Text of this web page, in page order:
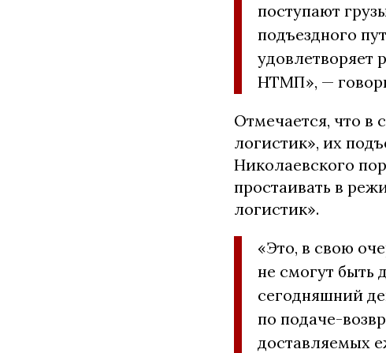
поступают
подъездного
удовлетворяет
НТМП», —
Отмечается, что в
логистик», их
Николаевского
простаивать в
логистик».
«Это, в свою
не смогут быть
сегодняшний
по подаче-
доставляемых